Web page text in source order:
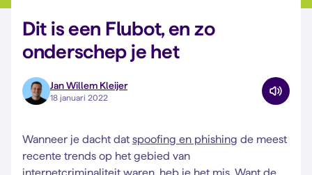
Dit is een Flubot, en zo
onderschep je het
Jan Willem Kleijer
18 januari 2022
Wanneer je dacht dat spoofing en phishing de meest
recente trends op het gebied van
internetcriminaliteit waren, heb je het mis. Want de